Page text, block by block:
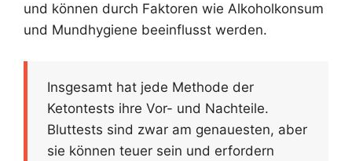
und können durch Faktoren wie Alkoholkonsum
und Mundhygiene beeinflusst werden.
Insgesamt hat jede Methode der
Ketontests ihre Vor- und Nachteile.
Bluttests sind zwar am genauesten, aber
sie können teuer sein und erfordern